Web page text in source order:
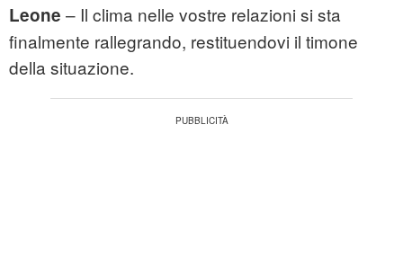
Leone – Il clima nelle vostre relazioni si sta
finalmente rallegrando, restituendovi il timone
della situazione.